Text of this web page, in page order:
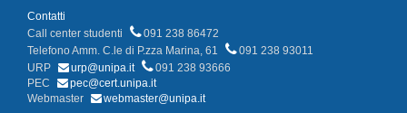
Contatti
Call center studenti
091 238 86472
Telefono Amm. C.le di P.zza Marina, 61
091 238 93011
URP
urp@unipa.it
091 238 93666
PEC
pec@cert.unipa.it
Webmaster
webmaster@unipa.it